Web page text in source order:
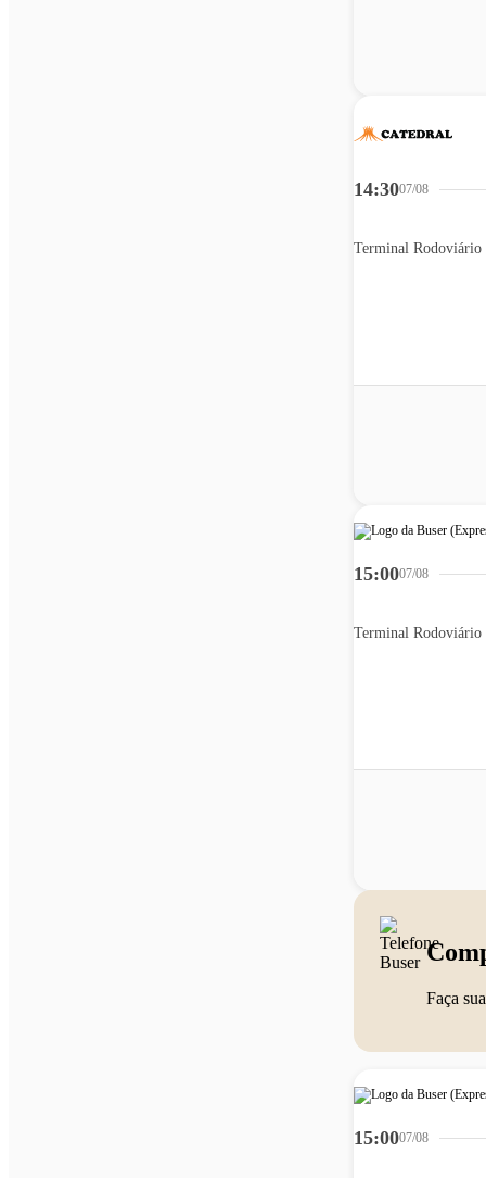
14:3007/08
Terminal Rodoviário
15:0007/08
Terminal Rodoviário
Faça
15:0007/08